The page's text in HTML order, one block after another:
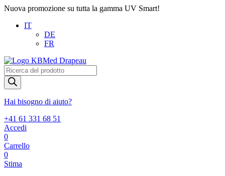
Nuova promozione su tutta la gamma UV Smart!
IT
DE
FR
Products
search
Hai bisogno di aiuto?
+41 61 331 68 51
Accedi
0
Carrello
0
Stima